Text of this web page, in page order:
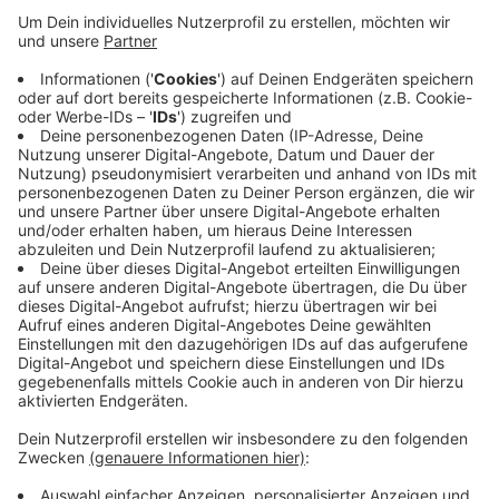
Vor knapp 400 Fortuna-Fans in Leogang erreichte das
Team gegen den türkischen Vizemeister Basaksehir
ein 1:1-Unentschieden. Kenan Karaman erzielte das
Tor für die Fortuna. Am Mittwoch bestreitet die
Fortuna noch ein weiteres Testspiel, dann gegen den
spanischen Zweitligisten Rayo Vallecano. Am Freitag
kehrt das Team nach Düsseldorf zurück und geht in
die finale Vorbereitungsphase auf die neue
Bundesligasaison.
Anzeige